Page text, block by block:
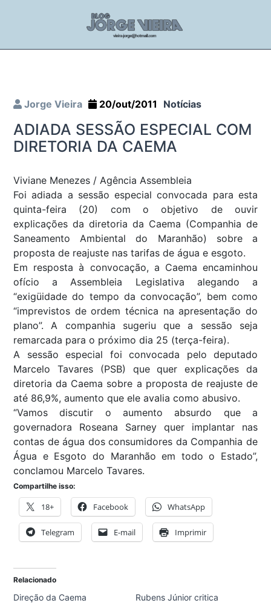
Jorge Vieira 20/out/2011 Notícias
ADIADA SESSÃO ESPECIAL COM
DIRETORIA DA CAEMA
Viviane Menezes / Agência Assembleia
Foi adiada a sessão especial convocada para esta
quinta-feira (20) com o objetivo de ouvir
explicações da diretoria da Caema (Companhia de
Saneamento Ambiental do Maranhão) sobre a
proposta de reajuste nas tarifas de água e esgoto.
Em resposta à convocação, a Caema encaminhou
ofício a Assembleia Legislativa alegando a
“exigüidade do tempo da convocação”, bem como
“imprevistos de ordem técnica na apresentação do
plano”. A companhia sugeriu que a sessão seja
remarcada para o próximo dia 25 (terça-feira).
A sessão especial foi convocada pelo deputado
Marcelo Tavares (PSB) que quer explicações da
diretoria da Caema sobre a proposta de reajuste de
até 86,9%, aumento que ele avalia como abusivo.
“Vamos discutir o aumento absurdo que a
governadora Roseana Sarney quer implantar nas
contas de água dos consumidores da Companhia de
Água e Esgoto do Maranhão em todo o Estado”,
conclamou Marcelo Tavares.
Compartilhe isso:
18+ Facebook WhatsApp
Telegram E-mail Imprimir
Relacionado
Direção da Caema
Rubens Júnior critica